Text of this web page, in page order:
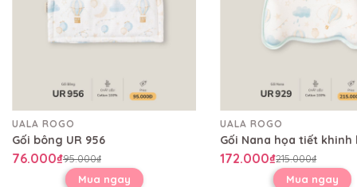
UALA ROGO
Gối bông UR 956
76.000₫95.000₫
Mua ngay
UALA ROGO
172.000₫215.000₫
Mua ngay